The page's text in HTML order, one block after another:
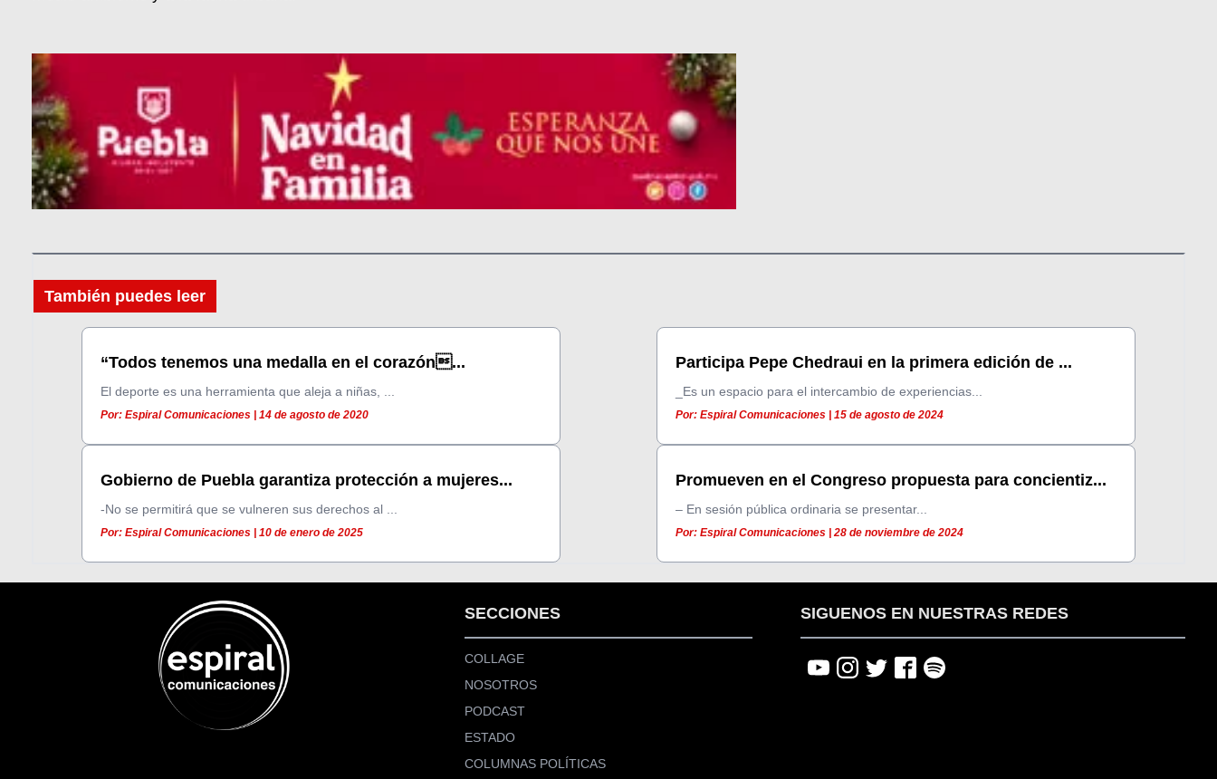
También puedes leer
“Todos tenemos una medalla en el corazón...
El deporte es una herramienta que aleja a niñas, ...
Por: Espiral Comunicaciones | 14 de agosto de 2020
Participa Pepe Chedraui en la primera edición de ...
_Es un espacio para el intercambio de experiencias...
Por: Espiral Comunicaciones | 15 de agosto de 2024
Gobierno de Puebla garantiza protección a mujeres...
-No se permitirá que se vulneren sus derechos al ...
Por: Espiral Comunicaciones | 10 de enero de 2025
Promueven en el Congreso propuesta para concientiz...
– En sesión pública ordinaria se presentar...
Por: Espiral Comunicaciones | 28 de noviembre de 2024
SECCIONES
COLLAGE
NOSOTROS
PODCAST
ESTADO
COLUMNAS POLÍTICAS
SIGUENOS EN NUESTRAS REDES